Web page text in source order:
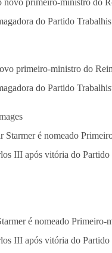
primeiro-ministro do
do Partido
é nomeado Primeiro-
III após vitória do Partido